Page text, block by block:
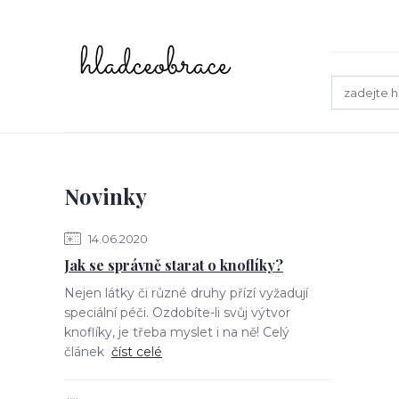
Novinky
14.06.2020
Jak se správně starat o knoflíky?
Nejen látky či různé druhy přízí vyžadují
speciální péči. Ozdobíte-li svůj výtvor
knoflíky, je třeba myslet i na ně! Celý
článek číst celé